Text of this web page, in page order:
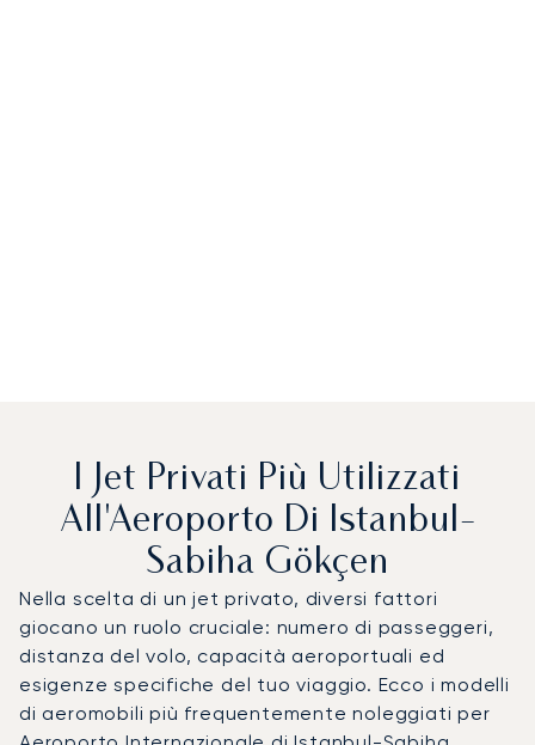
I Jet Privati Più Utilizzati
All'Aeroporto Di Istanbul-
Sabiha Gökçen
Nella scelta di un jet privato, diversi fattori
giocano un ruolo cruciale: numero di passeggeri,
distanza del volo, capacità aeroportuali ed
esigenze specifiche del tuo viaggio. Ecco i modelli
di aeromobili più frequentemente noleggiati per